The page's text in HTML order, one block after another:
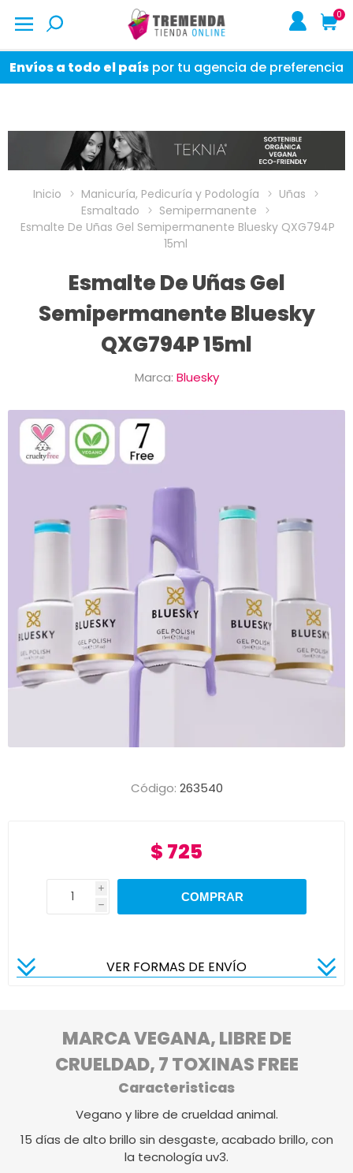
0
Envíos a todo el país por tu agencia de preferencia
Inicio Manicuría, Pedicuría y Podología
Uñas
Esmaltado
Semipermanente
Esmalte De Uñas Gel Semipermanente Bluesky QXG794P
15ml
Esmalte De Uñas Gel
Semipermanente Bluesky
QXG794P 15ml
Marca: Bluesky
Código: 263540
$ 725
i
h
VER FORMAS DE ENVÍO
MARCA VEGANA, LIBRE DE
CRUELDAD, 7 TOXINAS FREE
Caracteristicas
Vegano y libre de crueldad animal.
15 días de alto brillo sin desgaste, acabado brillo, con
la tecnología uv3.